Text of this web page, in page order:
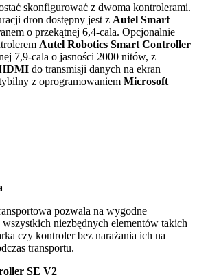
skonfigurować z dwoma kontrolerami.
dron dostępny jest z Autel Smart
o przekątnej 6,4-cala. Opcjonalnie
Autel Robotics Smart Controller
7,9-cala o jasności 2000 nitów, z
do transmisji danych na ekran
z oprogramowaniem Microsoft
pozwala na wygodne
wszystkich niezbędnych elementów takich
czy kontroler bez narażania ich na
transportu.
SE V2